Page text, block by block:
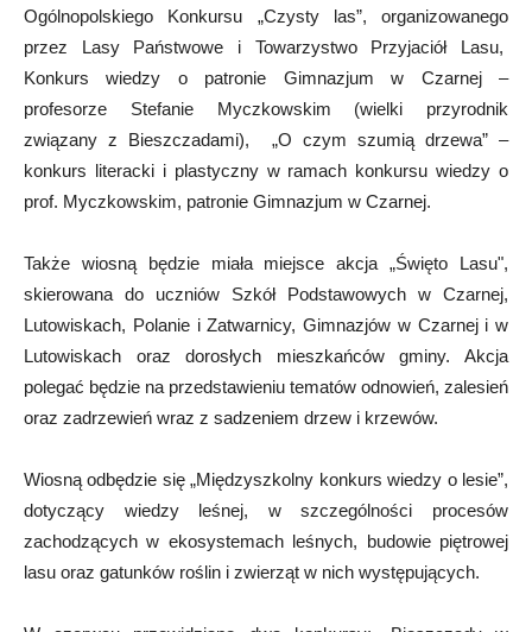
Ogólnopolskiego Konkursu „Czysty las”, organizowanego
przez Lasy Państwowe i Towarzystwo Przyjaciół Lasu,
Konkurs wiedzy o patronie Gimnazjum w Czarnej –
profesorze Stefanie Myczkowskim (wielki przyrodnik
związany z Bieszczadami), „O czym szumią drzewa” –
konkurs literacki i plastyczny w ramach konkursu wiedzy o
prof. Myczkowskim, patronie Gimnazjum w Czarnej.
Także wiosną będzie miała miejsce akcja „Święto Lasu",
skierowana do uczniów Szkół Podstawowych w Czarnej,
Lutowiskach, Polanie i Zatwarnicy, Gimnazjów w Czarnej i w
Lutowiskach oraz dorosłych mieszkańców gminy. Akcja
polegać będzie na przedstawieniu tematów odnowień, zalesień
oraz zadrzewień wraz z sadzeniem drzew i krzewów.
Wiosną odbędzie się „Międzyszkolny konkurs wiedzy o lesie”,
dotyczący wiedzy leśnej, w szczególności procesów
zachodzących w ekosystemach leśnych, budowie piętrowej
lasu oraz gatunków roślin i zwierząt w nich występujących.